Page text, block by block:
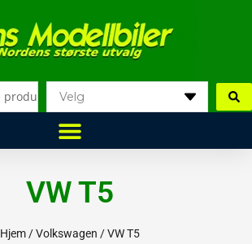
VW T5
Hjem /Volkswagen / VW T5